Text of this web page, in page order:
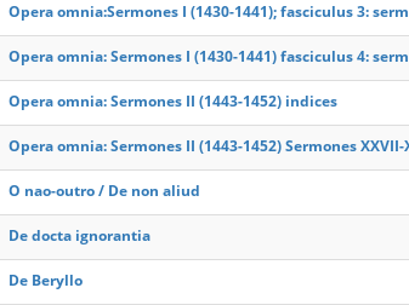
Opera omnia:Sermones I (1430-1441); fasciculus 3:
Opera omnia: Sermones I (1430-1441) fasciculus 4:
Opera omnia: Sermones II (1443-1452) indices
Opera omnia: Sermones II (1443-1452) Sermones XXVII-
O nao-outro / De non aliud
De docta ignorantia
De Beryllo